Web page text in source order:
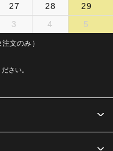
27 28
29
3 4 5
文のみ）
さい。